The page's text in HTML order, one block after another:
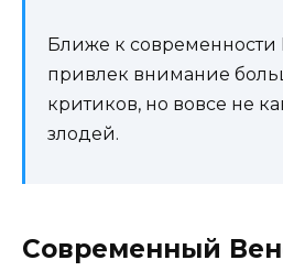
Ближе к современности
привлек внимание
критиков, но вовсе не
злодей.
Современный